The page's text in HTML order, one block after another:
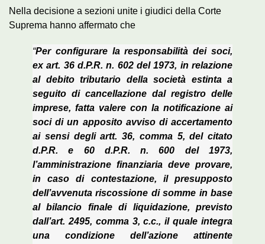
Nella decisione a sezioni unite i giudici della Corte
Suprema hanno affermato che
“Per configurare la responsabilità dei soci,
ex art. 36 d.P.R. n. 602 del 1973, in relazione
al debito tributario della società estinta a
seguito di cancellazione dal registro delle
imprese, fatta valere con la notificazione ai
soci di un apposito avviso di accertamento
ai sensi degli artt. 36, comma 5, del citato
d.P.R. e 60 d.P.R. n. 600 del 1973,
l’amministrazione finanziaria deve provare,
in caso di contestazione, il presupposto
dell’avvenuta riscossione di somme in base
al bilancio finale di liquidazione, previsto
dall’art. 2495, comma 3, c.c., il quale integra
una condizione dell’azione attinente